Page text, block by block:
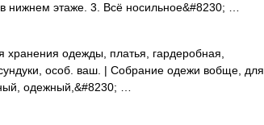
нижнем этаже. 3. Всё носильное&#8230; …
одежды, платья, гардеробная,
особ. ваш. | Собрание одежи вобще, для
одежный,&#8230; …